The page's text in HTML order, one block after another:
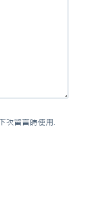
次留言時使用.